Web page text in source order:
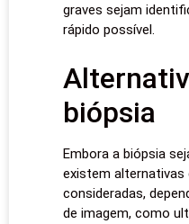
graves sejam
rápido possível.
biópsia
Embora a biópsia
existem alternativas
consideradas,
de imagem, como